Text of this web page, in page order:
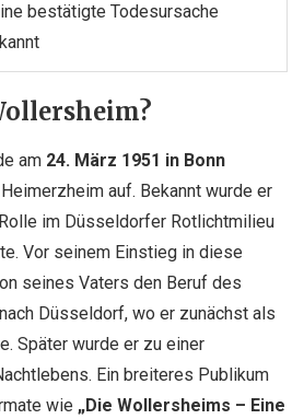
bestätigte Todesursache
am 24. März 1951 in Bonn
auf. Bekannt wurde er
im Düsseldorfer Rotlichtmilieu
Vor seinem Einstieg in diese
seines Vaters den Beruf des
Düsseldorf, wo er zunächst als
Später wurde er zu einer
Ein breiteres Publikum
wie „Die Wollersheims – Eine